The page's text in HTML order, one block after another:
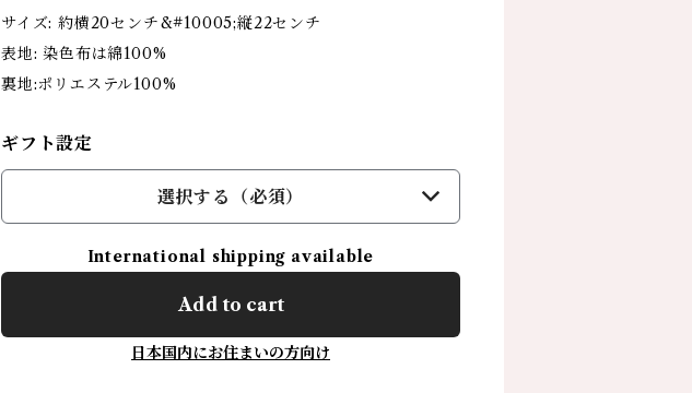
サイズ: 約横20センチ&#10005;縦22センチ
表地: 染色布は綿100%
裏地:ポリエステル100%
ギフト設定
選択する（必須）
International shipping available
Add to cart
日本国内にお住まいの方向け